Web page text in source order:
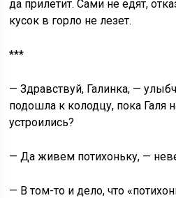
да прилетит. Сами не едят,
кусок в горло не лезет.
***
— Здравствуй, Галинка, —
подошла к колодцу, пока Галя
устроились?
— Да живем потихоньку, —
— В том-то и дело, что